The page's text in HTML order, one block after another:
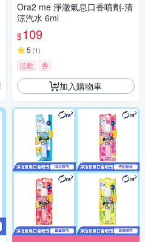
Ora2 me 淨澈氣息口香噴劑-清
涼汽水 6ml
$109
5 (1)
活動 券
加入購物車